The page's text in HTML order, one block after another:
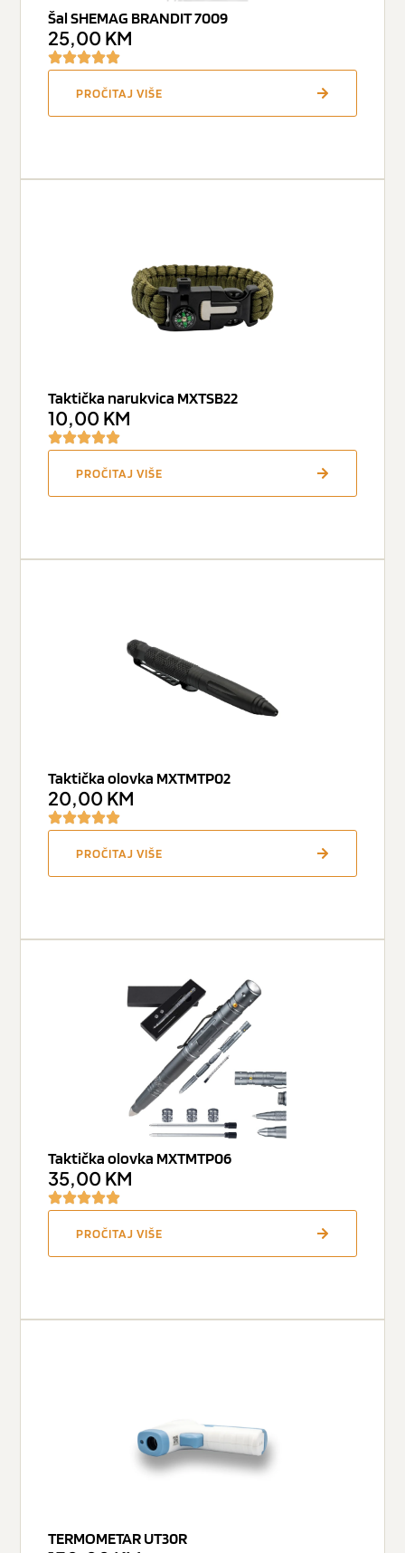
Šal SHEMAG BRANDIT 7009
25,00 KM
PROČITAJ VIŠE
Taktička narukvica MXTSB22
10,00 KM
PROČITAJ VIŠE
Taktička olovka MXTMTP02
20,00 KM
PROČITAJ VIŠE
Taktička olovka MXTMTP06
35,00 KM
PROČITAJ VIŠE
TERMOMETAR UT30R